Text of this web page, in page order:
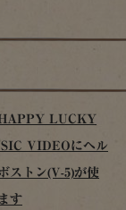
HAPPY LUCKY
VIDEOにヘル
ストン(V-5)が使
す